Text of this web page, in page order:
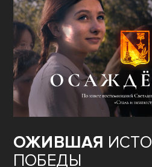
ОЖИВШАЯ
ПОБЕДЫ